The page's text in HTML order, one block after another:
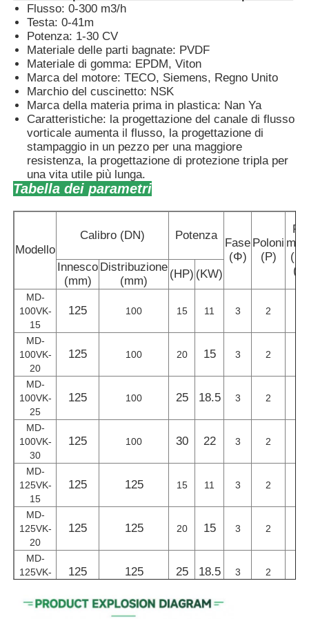
Pompa di diaframma pneumatica
Pompa di dosaggio di misura
Pompa per acque luride sommergibile
ventilatore centrifugo industriale
Flusso: 0-300 m3/h
Testa: 0-41m
Potenza: 1-30 CV
Materiale delle parti bagnate: PVDF
Materiale di gomma: EPDM, Viton
Marca del motore: TECO, Siemens, Regno Unito
Marchio del cuscinetto: NSK
Marca della materia prima in plastica: Nan Ya
Caratteristiche: la progettazione del canale di flusso
vorticale aumenta il flusso, la progettazione di
stampaggio in un pezzo per una maggiore
resistenza, la progettazione di protezione tripla per
una vita utile più lunga.
Tabella dei parametri
Modello
Calibro (DN) Potenza
Fase
(Φ)
Poloni
(P)
Innesco
(mm)
Distribuzione
(mm)
(HP) (KW)
MD-
100VK-
15
125 100 15 11 3 2
MD-
100VK-
20
125 100 20 15 3 2
MD-
100VK-
25
125 100 25 18.5 3 2
MD-
100VK-
30
125 100 30 22 3 2
MD-
125VK-
15
125 125 15 11 3 2
MD-
125VK-
20
125 125 20 15 3 2
MD-
125VK-
125 125 25 18.5 3 2
MD-
125